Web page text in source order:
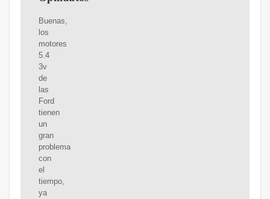
Buenas,
los
motores
5.4
3v
de
las
Ford
tienen
un
gran
problema
con
el
tiempo,
ya